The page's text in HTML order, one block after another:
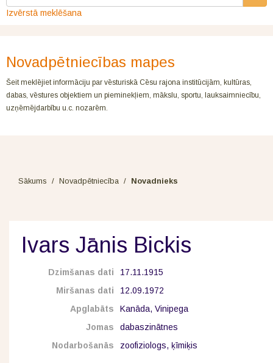
Izvērstā meklēšana
Novadpētniecības mapes
Šeit meklējiet informāciju par vēsturiskā Cēsu rajona institūcijām, kultūras,
dabas, vēstures objektiem un pieminekļiem, mākslu, sportu, lauksaimniecību,
uzņēmējdarbību u.c. nozarēm.
Sākums / Novadpētniecība / Novadnieks
Ivars Jānis Bickis
Dzimšanas dati
17.11.1915
Miršanas dati
12.09.1972
Apglabāts
Kanāda, Vinipega
Jomas
dabaszinātnes
Nodarbošanās
zoofiziologs, ķīmiķis